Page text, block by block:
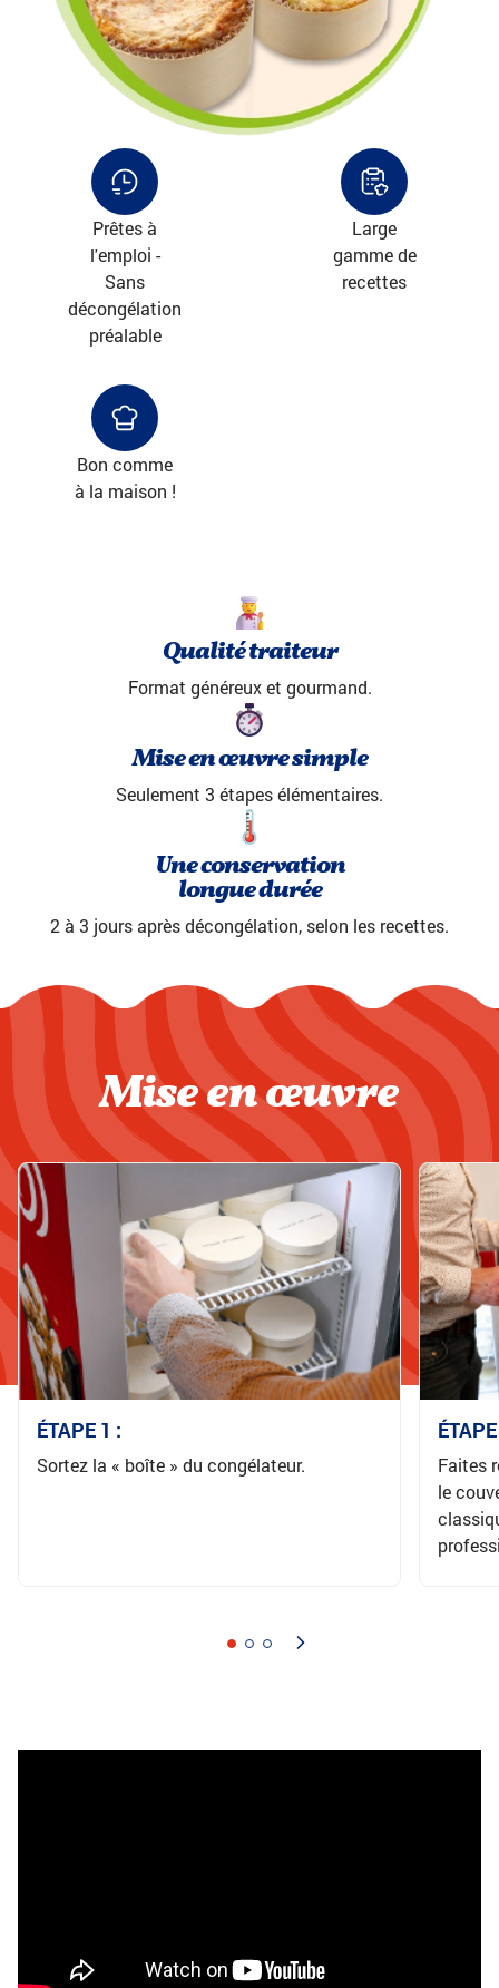
Prêtes à
l'emploi -
Sans
décongélation
préalable
Large
gamme de
recettes
Bon comme
à la maison !
Qualité traiteur
Format généreux et gourmand.
Mise en œuvre simple
Seulement 3 étapes élémentaires.
Une conservation
longue durée
2 à 3 jours après décongélation, selon les recettes.
Mise en œuvre
ÉTAPE 1 :
Sortez la « boîte » du congélateur.
Faites
le